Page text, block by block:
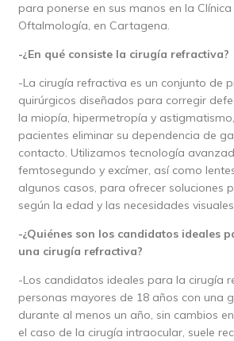
para ponerse en sus manos en la Clínica
Oftalmología, en Cartagena.
-¿En qué consiste la cirugía refractiva?
-La cirugía refractiva es un conjunto de
quirúrgicos diseñados para corregir
la miopía, hipermetropía y
pacientes eliminar su dependencia de
contacto. Utilizamos tecnología
femtosegundo y excímer, así como
algunos casos, para ofrecer soluciones
según la edad y las necesidades
-¿Quiénes son los candidatos ideales
una cirugía refractiva?
-Los candidatos ideales para la cirugía
personas mayores de 18 años con una
durante al menos un año, sin cambios
el caso de la cirugía intraocular, suele